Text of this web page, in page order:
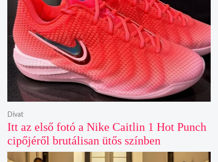
Itt az első fotó a Nike Caitlin 1 Hot Punch
cipőjéről brutálisan ütős színben
Divat